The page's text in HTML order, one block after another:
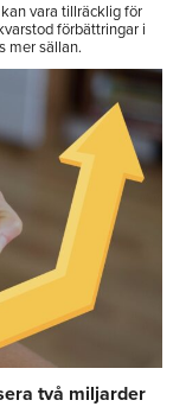
vara tillräcklig för
förbättringar i
mer sällan.
två miljarder